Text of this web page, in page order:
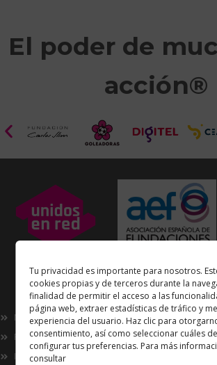
Tu privacidad es importante para nosotros.
cookies propias y de terceros durante la
finalidad de permitir el acceso a las
página web, extraer estadísticas de tráfico y
experiencia del usuario. Haz clic para
consentimiento, así como seleccionar cuáles
configurar tus preferencias. Para más
consultar
El poder de
acción®
Enlaces de interés
Nosotros
Proyectos
Innovación
de laAsociación Española de